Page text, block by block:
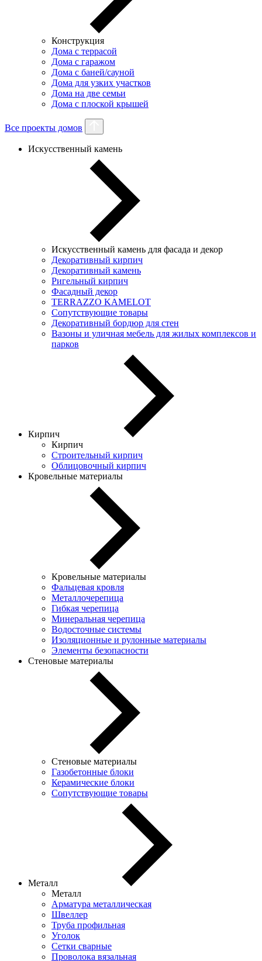
Конструкция
Дома с террасой
Дома с гаражом
Дома с баней/сауной
Дома для узких участков
Дома на две семьи
Дома с плоской крышей
Все проекты домов
Искусственный камень
Искусственный камень для фасада и декор
Декоративный кирпич
Декоративный камень
Ригельный кирпич
Фасадный декор
TERRAZZO KAMELOT
Сопутствующие товары
Декоративный бордюр для стен
Вазоны и уличная мебель для жилых комплексов и
парков
Кирпич
Кирпич
Строительный кирпич
Облицовочный кирпич
Кровельные материалы
Кровельные материалы
Фальцевая кровля
Металлочерепица
Гибкая черепица
Минеральная черепица
Водосточные системы
Изоляционные и рулонные материалы
Элементы безопасности
Стеновые материалы
Стеновые материалы
Газобетонные блоки
Керамические блоки
Сопутствующие товары
Металл
Металл
Арматура металлическая
Швеллер
Труба профильная
Уголок
Сетки сварные
Проволока вязальная